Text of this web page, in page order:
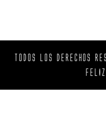
TODOS LOS DERECHOS